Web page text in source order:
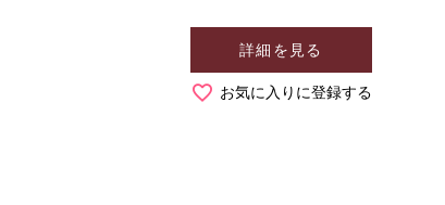
詳細を見る
お気に入りに登録する